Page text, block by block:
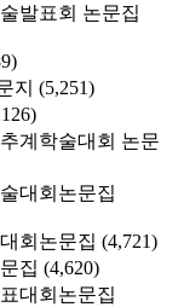
발표회 논문집
지 (5,251)
계학술대회 논문
대회논문집
회논문집 (4,721)
집 (4,620)
대회논문집